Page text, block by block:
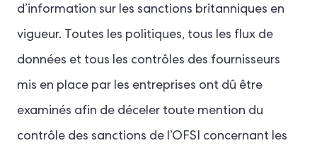
d’information sur les sanctions britanniques en
vigueur. Toutes les politiques, tous les flux de
données et tous les contrôles des fournisseurs
mis en place par les entreprises ont dû être
examinés afin de déceler toute mention du
contrôle des sanctions de l’OFSI concernant les